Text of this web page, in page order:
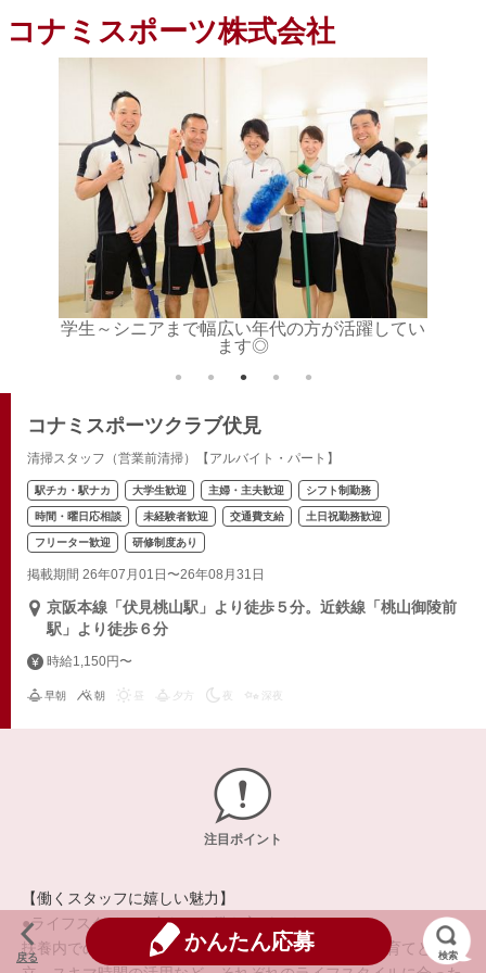
コナミスポーツ株式会社
学生～シニアまで幅広い年代の方が活躍してい
ます◎
コナミスポーツクラブ伏見
清掃スタッフ（営業前清掃）【アルバイト・パート】
駅チカ・駅ナカ 大学生歓迎 主婦・主夫歓迎 シフト制勤務
時間・曜日応相談 未経験者歓迎 交通費支給 土日祝勤務歓迎
フリーター歓迎 研修制度あり
掲載期間 26年07月01日〜26年08月31日
京阪本線「伏見桃山駅」より徒歩５分。近鉄線「桃山御陵前
駅」より徒歩６分
時給1,150円〜
早朝 朝 夕方 夜 深夜
注目ポイント
【働くスタッフに嬉しい魅力】
●ライフスタイルに合わせた働き方ができる●
扶養内での勤務、正社員や自営業との兼業、学校や子育てとの両
戻る
かんたん応募
検索